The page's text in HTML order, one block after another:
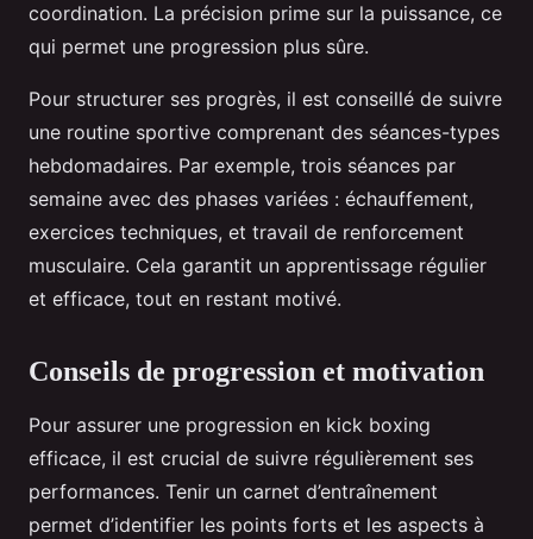
coordination. La précision prime sur la puissance, ce
qui permet une progression plus sûre.
Pour structurer ses progrès, il est conseillé de suivre
une routine sportive comprenant des séances-types
hebdomadaires. Par exemple, trois séances par
semaine avec des phases variées : échauffement,
exercices techniques, et travail de renforcement
musculaire. Cela garantit un apprentissage régulier
et efficace, tout en restant motivé.
Conseils de progression et motivation
Pour assurer une progression en kick boxing
efficace, il est crucial de suivre régulièrement ses
performances. Tenir un carnet d’entraînement
permet d’identifier les points forts et les aspects à